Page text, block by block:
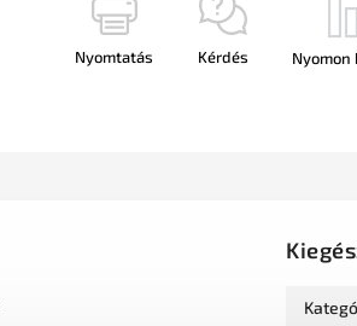
Nyomtatás Kérdés Nyomon